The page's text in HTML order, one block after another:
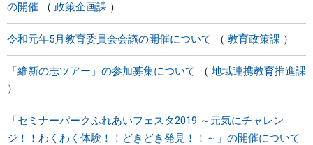
の開催
政策企画課
令和元年5月教育委員会会議の開催について 教育政策課
「維新の志ツアー」の参加募集について 地域連携教育推進課
「セミナーパークふれあいフェスタ2019 ～元気にチャレン
ジ！！わくわく体験！！どきどき発見！！～」の開催について